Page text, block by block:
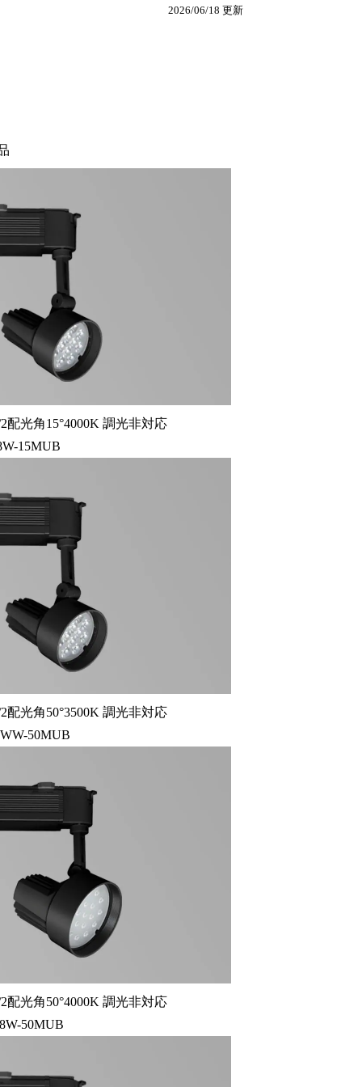
2026/06/18 更新
配光角15°4000K 調光非対応
15MUB
配光角50°3500K 調光非対応
50MUB
配光角50°4000K 調光非対応
50MUB